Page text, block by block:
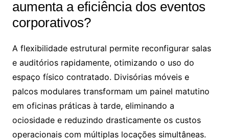
aumenta a eficiência dos eventos
corporativos?
A flexibilidade estrutural permite reconfigurar salas
e auditórios rapidamente, otimizando o uso do
espaço físico contratado. Divisórias móveis e
palcos modulares transformam um painel matutino
em oficinas práticas à tarde, eliminando a
ociosidade e reduzindo drasticamente os custos
operacionais com múltiplas locações simultâneas.